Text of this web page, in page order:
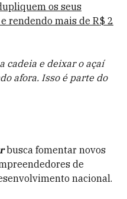
os seus
rendendo mais de R$ 2
cadeia e deixar o açaí
afora. Isso é parte do
busca fomentar novos
de
nacional.